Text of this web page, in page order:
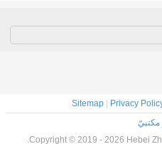
Sitemap| Privacy
Copyright © 2019 - 2026 Hebei